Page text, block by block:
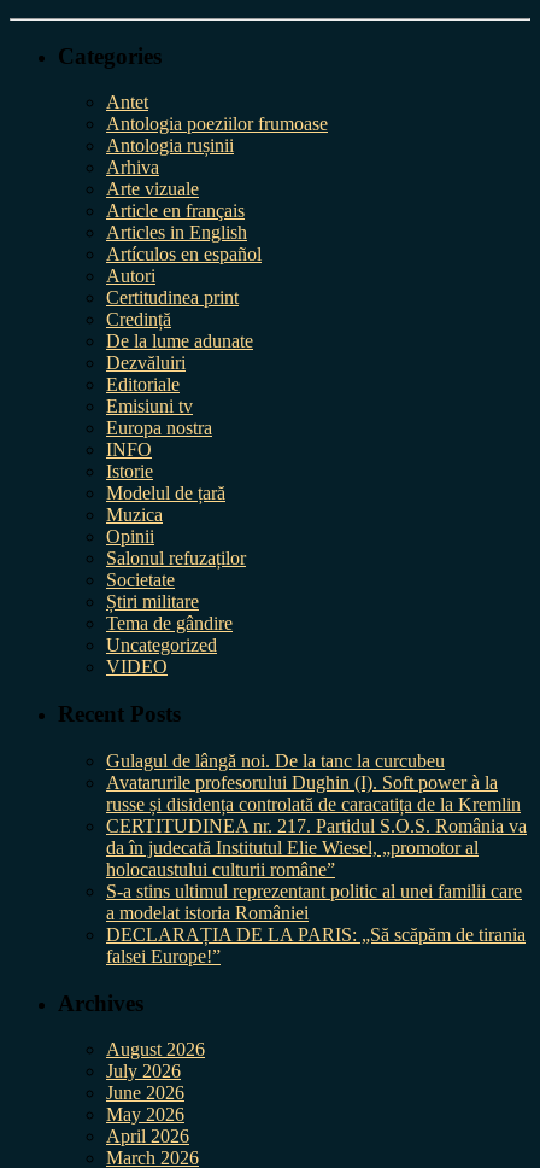
Categories
Antet
Antologia poeziilor frumoase
Antologia rușinii
Arhiva
Arte vizuale
Article en français
Articles in English
Artículos en español
Autori
Certitudinea print
Credință
De la lume adunate
Dezvăluiri
Editoriale
Emisiuni tv
Europa nostra
INFO
Istorie
Modelul de țară
Muzica
Opinii
Salonul refuzaților
Societate
Știri militare
Tema de gândire
Uncategorized
VIDEO
Recent Posts
Gulagul de lângă noi. De la tanc la curcubeu
Avatarurile profesorului Dughin (I). Soft power à la
russe și disidența controlată de caracatița de la Kremlin
CERTITUDINEA nr. 217. Partidul S.O.S. România va
da în judecată Institutul Elie Wiesel, „promotor al
holocaustului culturii române”
S-a stins ultimul reprezentant politic al unei familii care
a modelat istoria României
DECLARAȚIA DE LA PARIS: „Să scăpăm de tirania
falsei Europe!”
Archives
August 2026
July 2026
June 2026
May 2026
April 2026
March 2026